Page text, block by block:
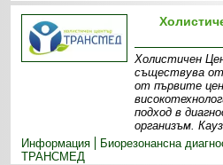
Холистичен
съществува от
от първите
подход в
организъм.
Информация
Биорезонансна
ТРАНСМЕД